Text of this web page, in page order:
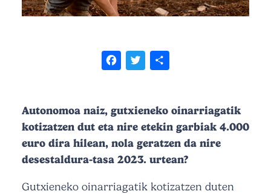
Facebook
Twitter
Autonomoa naiz, gutxieneko oinarriagatik
kotizatzen dut eta nire etekin garbiak 4.000
euro dira hilean, nola geratzen da nire
desestaldura-tasa 2023. urtean?
Gutxieneko oinarriagatik kotizatzen duten